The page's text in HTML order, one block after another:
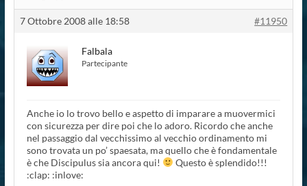
7 Ottobre 2008 alle 18:58 #11950
Falbala
Partecipante
Anche io lo trovo bello e aspetto di imparare a muovermici
con sicurezza per dire poi che lo adoro. Ricordo che anche
nel passaggio dal vecchissimo al vecchio ordinamento mi
sono trovata un po’ spaesata, ma quello che è fondamentale
è che Discipulus sia ancora qui!
Questo è splendido!!!
:clap: :inlove: